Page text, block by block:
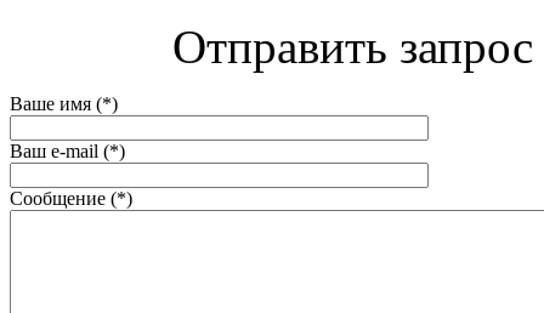
Отправить
Ваше имя (*)
Ваш e-mail (*)
Сообщение (*)